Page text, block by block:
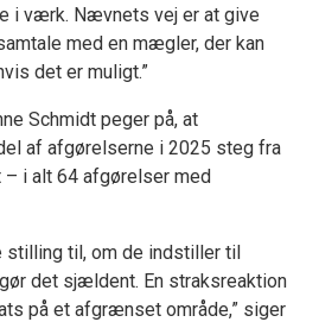
i værk. Nævnets vej er at give
med en mægler, der kan
det er muligt.”
Schmidt peger på, at
af afgørelserne i 2025 steg fra
– i alt 64 afgørelser med
stilling til, om de indstiller til
det sjældent. En straksreaktion
på et afgrænset område,” siger